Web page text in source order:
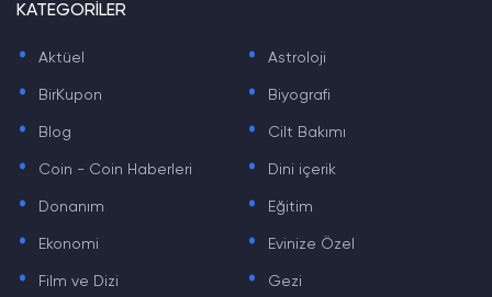
KATEGORİLER
. Aktüel . Astroloji
. BirKupon . Biyografi
. Blog . Cilt Bakımı
. Coin - Coin Haberleri . Dini içerik
. Donanım . Eğitim
. Ekonomi . Evinize Özel
. Film ve Dizi . Gezi